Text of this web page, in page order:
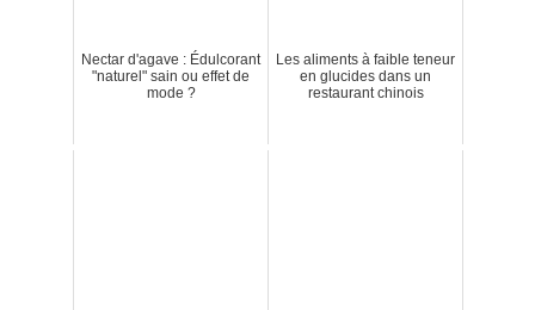
Nectar d'agave : Édulcorant
"naturel" sain ou effet de
mode ?
Les aliments à faible teneur
en glucides dans un
restaurant chinois